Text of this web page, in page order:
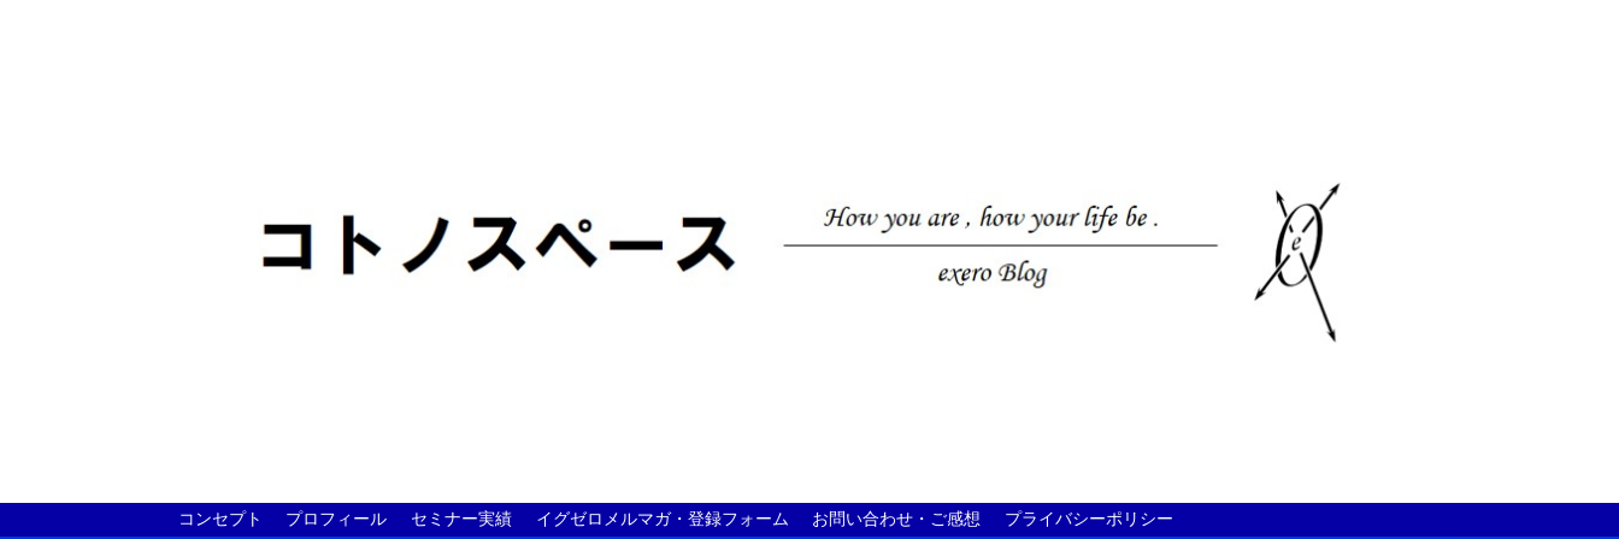
コンセプト プロフィール セミナー実績 イグゼロメルマガ・登録フォーム お問い合わせ・ご感想 プライバシーポリシー